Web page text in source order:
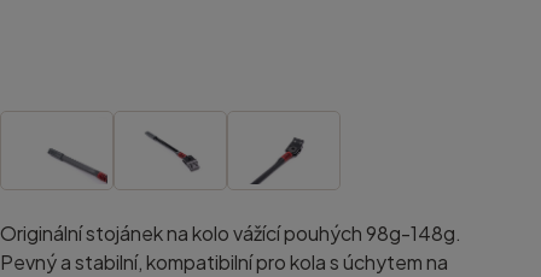
Originální stojánek na kolo vážící pouhých 98g-148g.
Pevný a stabilní, kompatibilní pro kola s úchytem na